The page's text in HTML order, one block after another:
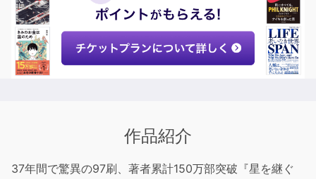
作品紹介
37年間で驚異の97刷、著者累計150万部突破『星を継ぐ